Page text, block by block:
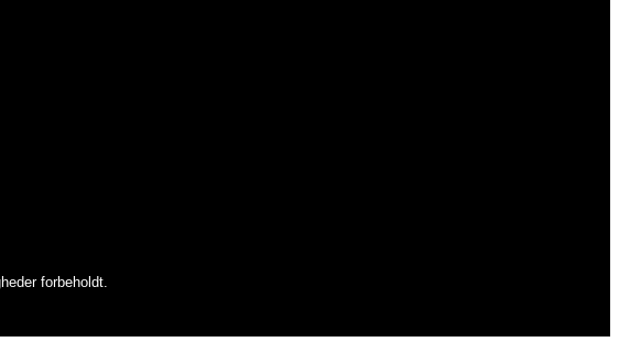
forbeholdt.